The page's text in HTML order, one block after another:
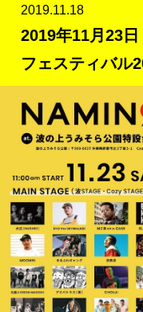
2019.11.18
2019年11月23
フェスティバル